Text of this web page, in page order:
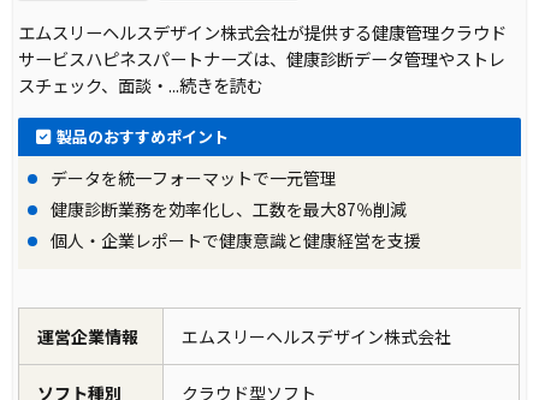
エムスリーヘルスデザイン株式会社が提供する健康管理クラウド
サービスハピネスパートナーズは、健康診断データ管理やストレ
スチェック、面談・...続きを読む
製品のおすすめポイント
データを統一フォーマットで一元管理
健康診断業務を効率化し、工数を最大87％削減
個人・企業レポートで健康意識と健康経営を支援
運営企業情報 エムスリーヘルスデザイン株式会社
ソフト種別 クラウド型ソフト